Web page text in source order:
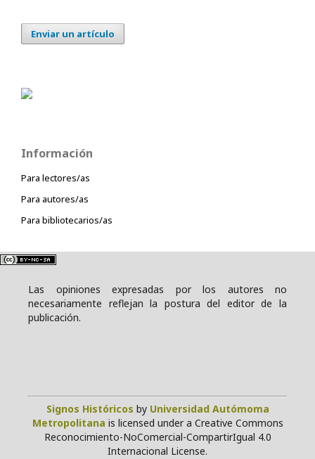
Enviar un artículo
Información
Para lectores/as
Para autores/as
Para bibliotecarios/as
Las opiniones expresadas por los autores no
necesariamente reflejan la postura del editor de la
publicación.
Signos Históricos by Universidad Autómoma
Metropolitana is licensed under a Creative Commons
Reconocimiento-NoComercial-CompartirIgual 4.0
Internacional License.